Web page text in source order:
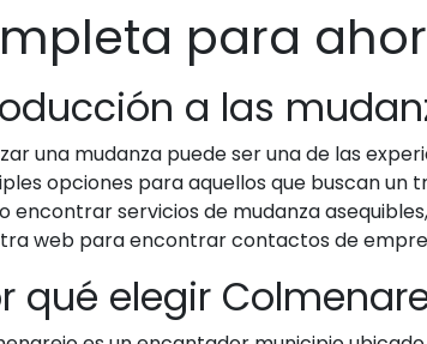
para
a las
una mudanza puede ser una de las
opciones para aquellos que buscan
encontrar servicios de mudanza
web para encontrar contactos de
qué elegir